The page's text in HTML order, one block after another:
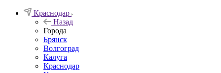
Краснодар
Назад
Города
Брянск
Волгоград
Калуга
Краснодар